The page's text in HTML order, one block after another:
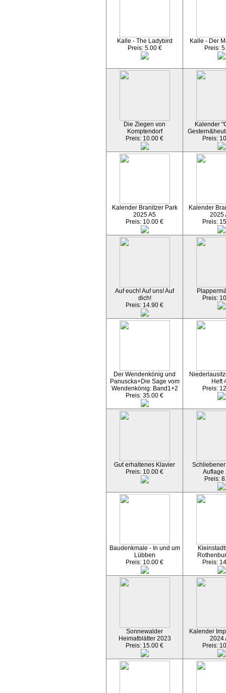
Kalle - The Ladybird
Preis: 5.00 €
Kalle - Der
Preis:
Die Ziegen von
Komptendorf
Preis: 10.00 €
Kalender
Preis:
Kalender Branitzer Park
2025 A5
Preis: 10.00 €
Kalender
2025
Preis:
Auf euch! Auf uns! Auf
dich!
Preis: 14.90 €
Preis:
Der Wendenkönig und
Panuscka+Die Sage vom
Wendenkönig: Band1+2
Preis: 35.00 €
Heft
Preis:
Gut erhaltenes Klavier
Preis: 10.00 €
Auflage
Preis:
Baudenkmale - In und um
Lübben
Preis: 10.00 €
Preis:
Sonnewalder
Heimatblätter 2023
Preis: 15.00 €
Kalender
2024
Preis: